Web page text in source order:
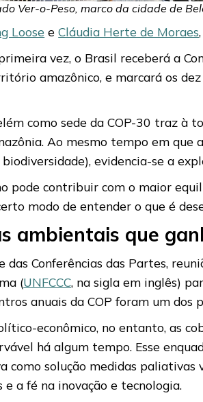
Ver-o-Peso, marco da cidade de
Loose eCláudia Herte de Moraes,
vez, o Brasil receberá a
amazônico, e marcará os dez
como sede da COP-30 traz à
Ao mesmo tempo em que
evidencia-se a
pode contribuir com o maior
modo de entender o que é
ambientais que
das Conferências das Partes,
(UNFCCC, na sigla em inglês)
anuais da COP foram um
econômico, no entanto, as
há algum tempo. Esse
como solução medidas paliativas
e a fé na inovação e tecnologia.